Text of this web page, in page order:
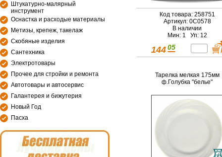
Штукатурно-малярный
инструмент
Оснастка и расходые материалы
Метизы, крепеж, такелаж
Скобяные изделия
Сантехника
Электротовары
Прочее для стройки и ремонта
Автотовары и автосервис
Галантерея и бижутерия
Новый Год
Пасха
Код товара: 258751
Артикул: 0С0578
В наличии
Мин: 1 Уп: 12
144 05
Тарелка мелкая 175мм
ф.Голубка "белье"